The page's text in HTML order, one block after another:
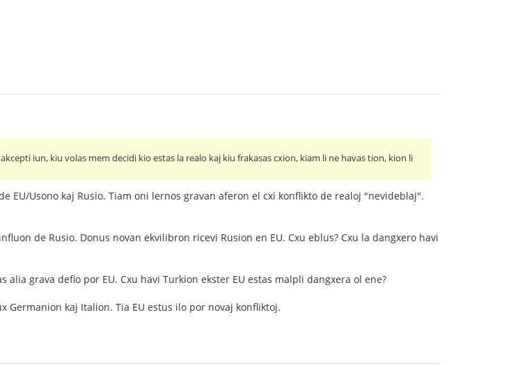
iun, kiu volas mem decidi kio estas la realo kaj kiu frakasas cxion, kiam li ne havas tion, kion li
EU/Usono kaj Rusio. Tiam oni lernos gravan aferon el cxi konflikto de realoj "nevideblaj".
de Rusio. Donus novan ekvilibron ricevi Rusion en EU. Cxu eblus? Cxu la dangxero havi
alia grava defio por EU. Cxu havi Turkion ekster EU estas malpli dangxera ol ene?
Germanion kaj Italion. Tia EU estus ilo por novaj konfliktoj.